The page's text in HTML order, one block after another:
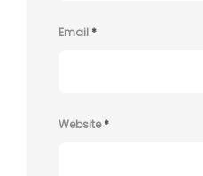
Email*
Website*